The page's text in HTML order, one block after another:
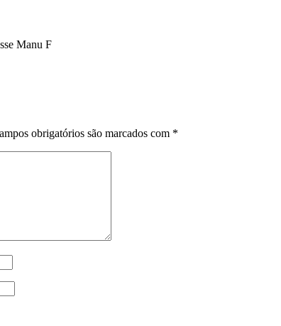
Manu F
obrigatórios são marcados com *